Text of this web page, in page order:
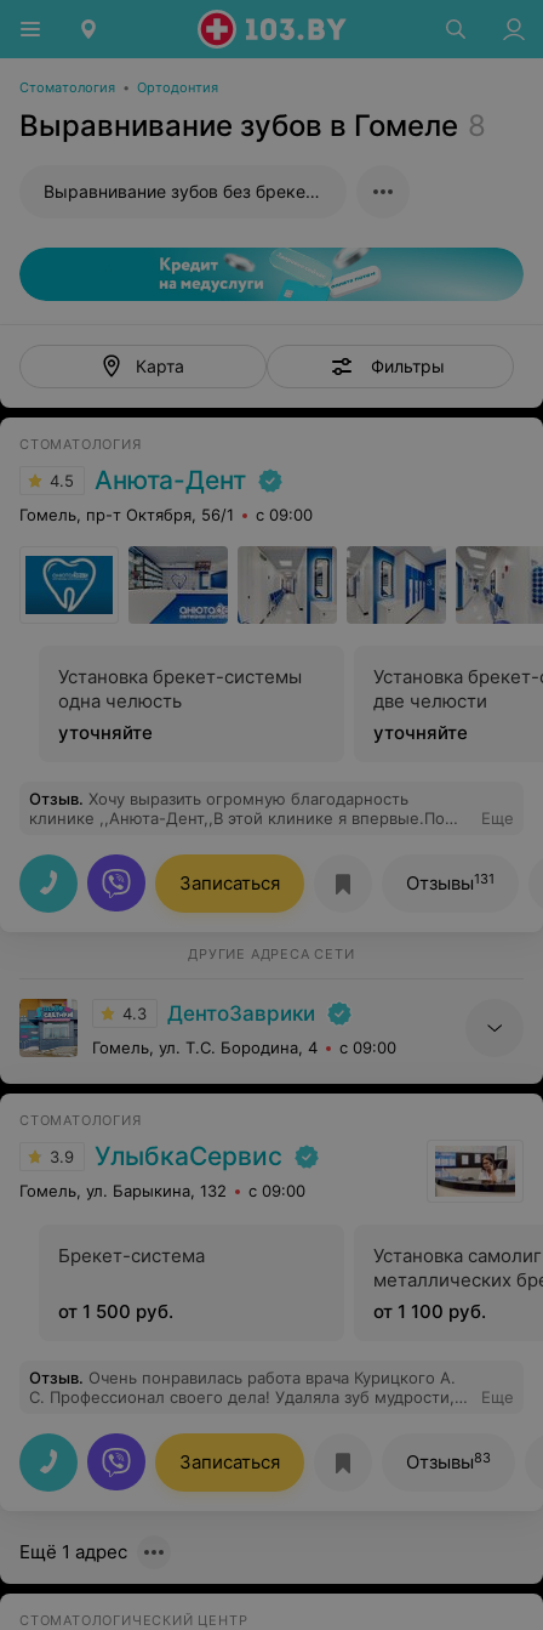
Стоматология • Ортодонтия
Выравнивание зубов в Гомеле 8
Выравнивание зубов без брекетов
Карта Фильтры
СТОМАТОЛОГИЯ
4.5 Анюта-Дент
Гомель, пр-т Октября, 56/1 с 09:00
Установка брекет-системы
одна челюсть
уточняйте
Установка
две челюсти
уточняйте
Отзыв. Хочу выразить огромную благодарность
клинике ,,Анюта-Дент,,В этой клинике я впервые.По
ресепшн(администраторы)очень добрые,отзывчивые,
вежливые,, спасибо им большое,,.Отдельно Хочу
поблагодарить доктора хирурга К.Олег,вы лучший
доктор которого я встречала,руки у Вас золотые,я рада
Еще
Записаться Отзывы131
ДРУГИЕ АДРЕСА СЕТИ
4.3 ДентоЗаврики
Гомель, ул. Т.С. Бородина, 4 с 09:00
СТОМАТОЛОГИЯ
3.9 УлыбкаСервис
Гомель, ул. Барыкина, 132 с 09:00
Брекет-система
от 1 500 руб.
Установка
металлических
от 1 100 руб.
Отзыв. Очень понравилась работа врача Курицкого А.
С. Профессионал своего дела! Удаляла зуб мудрости,
перед уколом. Быстрая работа, даже не успела понять
что уже удалили. После удаления не пришлось пить
обезболивающее. Конечно все индивидуально, но
меня ничего не смутило в работе клиники. Благодарю!
Еще
Записаться Отзывы83
Ещё 1 адрес
СТОМАТОЛОГИЧЕСКИЙ ЦЕНТР